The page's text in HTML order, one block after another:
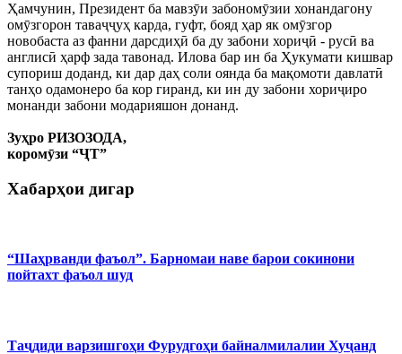
Ҳамчунин, Президент ба мавзӯи забономӯзии хонандагону
омӯзгорон таваҷҷуҳ карда, гуфт, бояд ҳар як омӯзгор
новобаста аз фанни дарсдиҳӣ ба ду забони хориҷӣ - русӣ ва
англисӣ ҳарф зада тавонад. Илова бар ин ба Ҳукумати кишвар
супориш доданд, ки дар даҳ соли оянда ба мақомоти давлатӣ
танҳо одамонеро ба кор гиранд, ки ин ду забони хориҷиро
монанди забони модарияшон донанд.
Зуҳро РИЗОЗОДА,
коромӯзи “ҶТ”
Хабарҳои дигар
“Шаҳрванди фаъол”. Барномаи наве барои сокинони
пойтахт фаъол шуд
Таҷдиди варзишгоҳи Фурудгоҳи байналмилалии Хуҷанд